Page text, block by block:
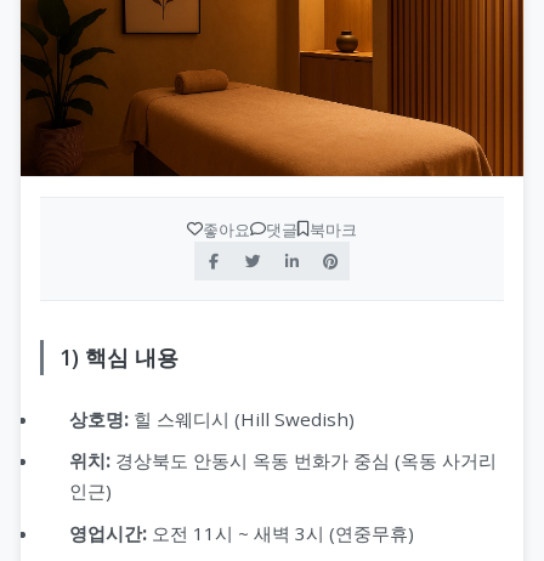
좋아요 댓글 북마크
1) 핵심 내용
상호명: 힐 스웨디시 (Hill Swedish)
위치: 경상북도 안동시 옥동 번화가 중심 (옥동 사거리
인근)
영업시간: 오전 11시 ~ 새벽 3시 (연중무휴)